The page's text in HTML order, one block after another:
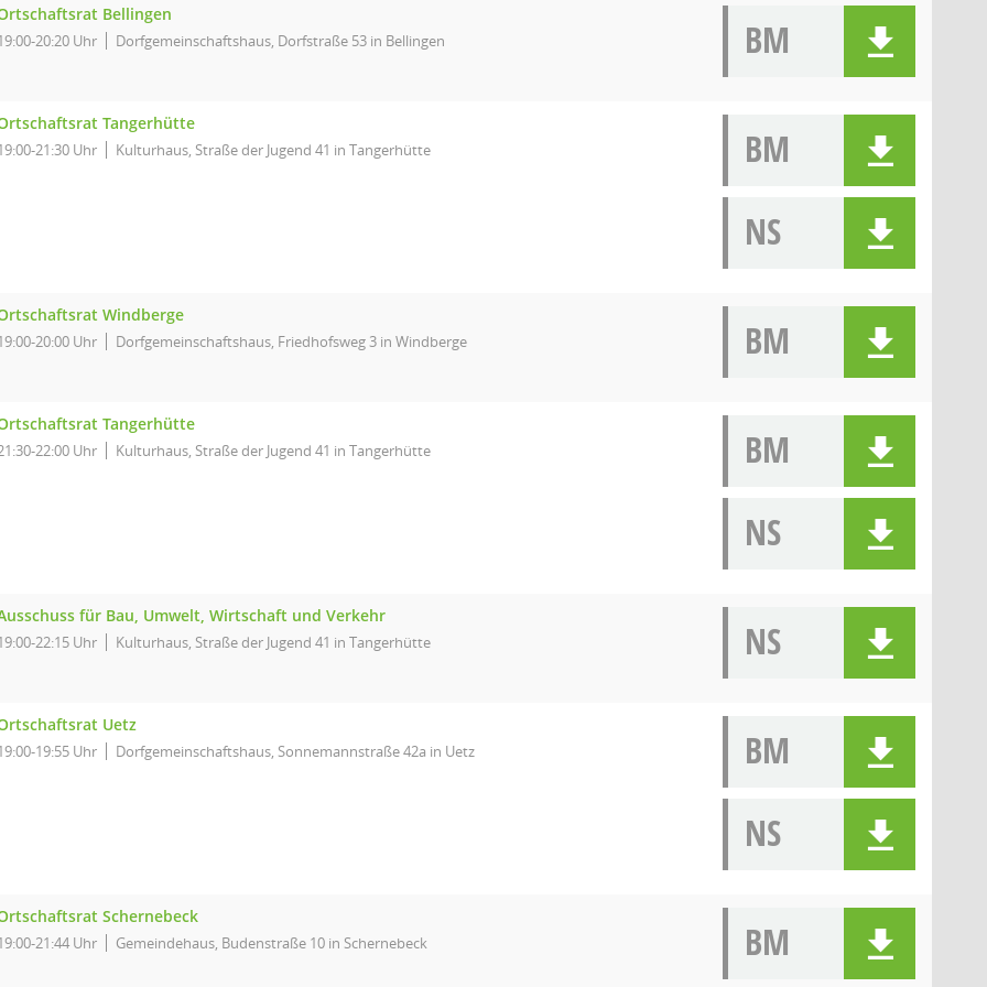
Bellingen
20:20 Uhr Dorfgemeinschaftshaus, Dorfstraße 53 in Bellingen BM
Tangerhütte
21:30 Uhr Kulturhaus, Straße der Jugend 41 in Tangerhütte
BM
NS
Windberge
20:00 Uhr Dorfgemeinschaftshaus, Friedhofsweg 3 in Windberge BM
Tangerhütte
22:00 Uhr Kulturhaus, Straße der Jugend 41 in Tangerhütte
BM
NS
für Bau, Umwelt, Wirtschaft und Verkehr
22:15 Uhr Kulturhaus, Straße der Jugend 41 in Tangerhütte NS
Uetz
19:55 Uhr Dorfgemeinschaftshaus, Sonnemannstraße 42a in Uetz
BM
NS
Schernebeck
21:44 Uhr Gemeindehaus, Budenstraße 10 in Schernebeck BM